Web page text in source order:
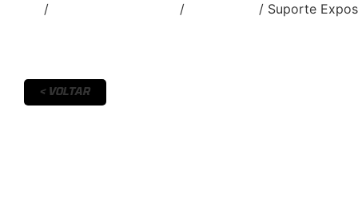
/ / / Suporte
< VOLTAR